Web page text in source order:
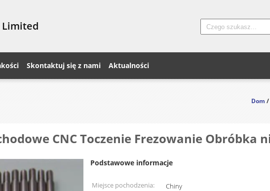
Limited
Skontaktuj się z nami Aktualności
Dom/
CNC Toczenie Frezowanie Obróbka
Podstawowe informacje
Miejsce pochodzenia:
Chiny